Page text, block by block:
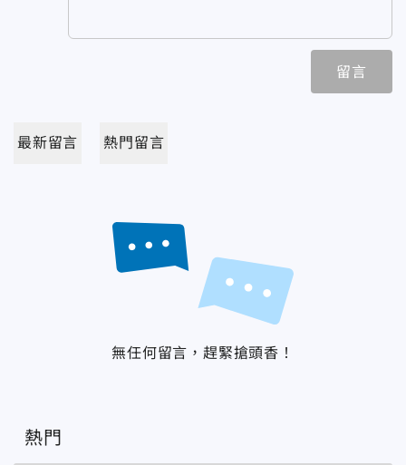
留言
最新留言 熱門留言
無任何留言，趕緊搶頭香！
熱門